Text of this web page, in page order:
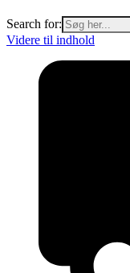
Search for:
Videre til indhold